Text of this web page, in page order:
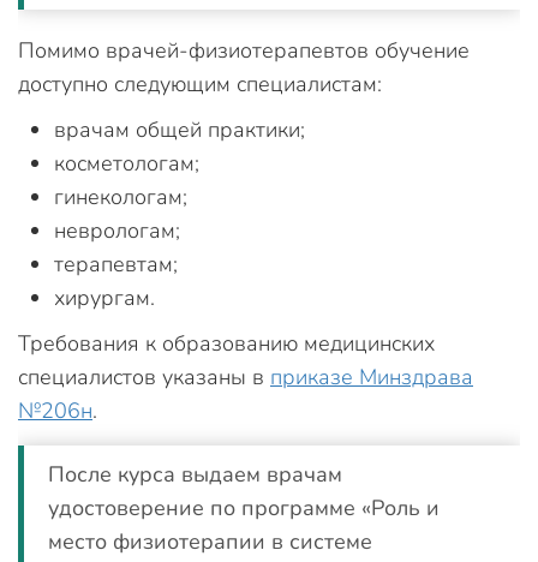
Помимо врачей-физиотерапевтов обучение
доступно следующим специалистам:
врачам общей практики;
косметологам;
гинекологам;
неврологам;
терапевтам;
хирургам.
Требования к образованию медицинских
специалистов указаны в приказе Минздрава
№206н.
После курса выдаем врачам
удостоверение по программе «Роль и
место физиотерапии в системе